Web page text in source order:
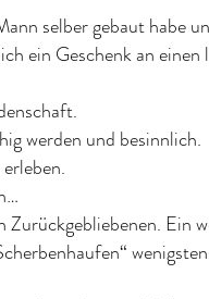
selber gebaut habe
ein Geschenk an einen
werden und besinnlich.
Zurückgebliebenen. Ein